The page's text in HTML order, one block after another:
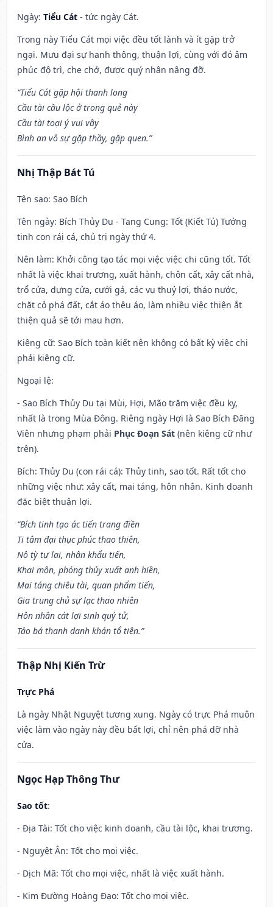
Ngày: Tiểu Cát - tức ngày Cát.
Trong này Tiểu Cát mọi việc đều tốt lành và ít gặp trở
ngại. Mưu đại sự hanh thông, thuận lợi, cùng với đó âm
phúc độ trì, che chở, được quý nhân nâng đỡ.
“Tiểu Cát gặp hội thanh long
Cầu tài cầu lộc ở trong quẻ này
Cầu tài toại ý vui vầy
Bình an vô sự gặp thầy, gặp quen.”
Nhị Thập Bát Tú
Tên sao: Sao Bích
Tên ngày: Bích Thủy Du - Tang Cung: Tốt (Kiết Tú) Tướng
tinh con rái cá, chủ trị ngày thứ 4.
Nên làm: Khởi công tạo tác mọi việc việc chi cũng tốt. Tốt
nhất là việc khai trương, xuất hành, chôn cất, xây cất nhà,
trổ cửa, dựng cửa, cưới gả, các vụ thuỷ lợi, tháo nước,
chặt cỏ phá đất, cắt áo thêu áo, làm nhiều việc thiện ắt
thiện quả sẽ tới mau hơn.
Kiêng cữ: Sao Bích toàn kiết nên không có bất kỳ việc chi
phải kiêng cữ.
Ngoại lệ:
- Sao Bích Thủy Du tại Mùi, Hợi, Mão trăm việc đều kỵ,
nhất là trong Mùa Đông. Riêng ngày Hợi là Sao Bích Đăng
Viên nhưng phạm phải Phục Đoạn Sát (nên kiêng cữ như
trên).
Bích: Thủy Du (con rái cá): Thủy tinh, sao tốt. Rất tốt cho
những việc như: xây cất, mai táng, hôn nhân. Kinh doanh
đặc biệt thuận lợi.
“Bích tinh tạo ác tiến trang điền
Ti tâm đại thục phúc thao thiên,
Nô tỳ tự lai, nhân khẩu tiến,
Khai môn, phóng thủy xuất anh hiền,
Mai táng chiêu tài, quan phẩm tiến,
Gia trung chủ sự lạc thao nhiên
Hôn nhân cát lợi sinh quý tử,
Tảo bá thanh danh khán tổ tiên.”
Thập Nhị Kiến Trừ
Trực Phá
Là ngày Nhật Nguyệt tương xung. Ngày có trực Phá muôn
việc làm vào ngày này đều bất lợi, chỉ nên phá dỡ nhà
cửa.
Ngọc Hạp Thông Thư
Sao tốt:
- Địa Tài: Tốt cho việc kinh doanh, cầu tài lộc, khai trương.
- Nguyệt Ân: Tốt cho mọi việc.
- Dịch Mã: Tốt cho mọi việc, nhất là việc xuất hành.
- Kim Đường Hoàng Đạo: Tốt cho mọi việc.